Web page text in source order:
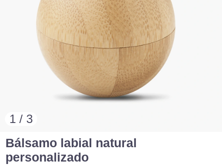
1 / 3
Bálsamo labial natural
personalizado